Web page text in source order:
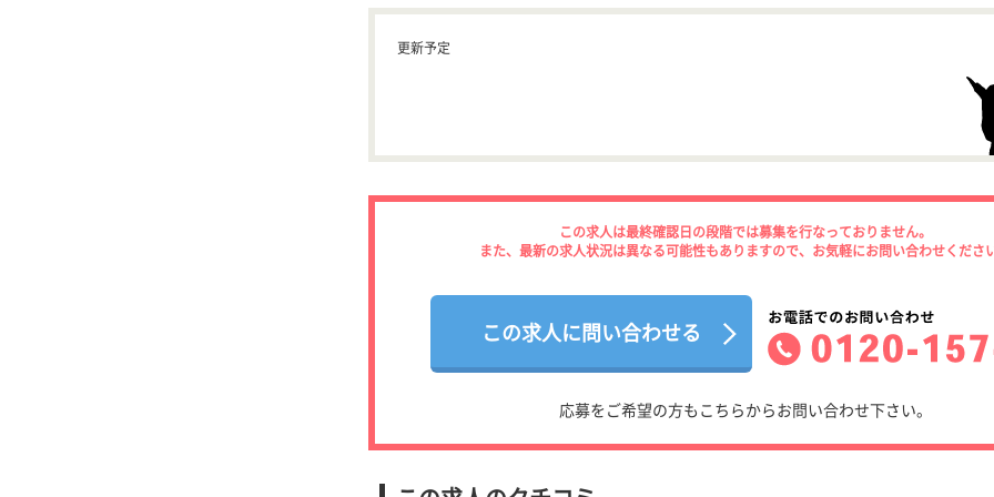
更新予定
この求人は最終確認日の段階では募集を行なっておりません。
また、最新の求人状況は異なる可能性もありますので、お気軽にお問い合わせくださ
この求人に問い合わせる
応募をご希望の方もこちらからお問い合わせ下さい。